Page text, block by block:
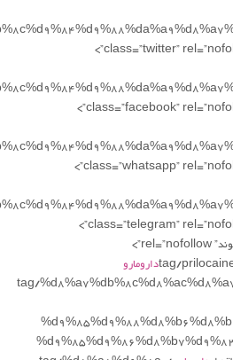
class=”twitter”
class=”facebook”
class=”whatsapp”
class=”telegram”
دارومارو
/tag/